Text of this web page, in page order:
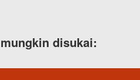
disukai: